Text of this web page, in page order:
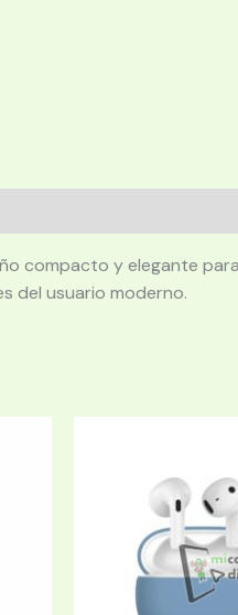
compacto y elegante
del usuario moderno.